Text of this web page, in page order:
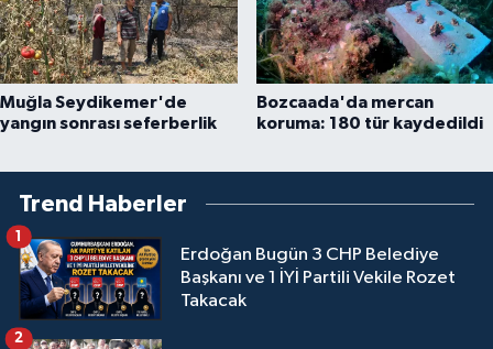
Muğla Seydikemer'de
yangın sonrası seferberlik
Bozcaada'da mercan
koruma: 180 tür kaydedildi
Trend Haberler
Erdoğan Bugün 3 CHP Belediye
Başkanı ve 1 İYİ Partili Vekile Rozet
Takacak
1
2